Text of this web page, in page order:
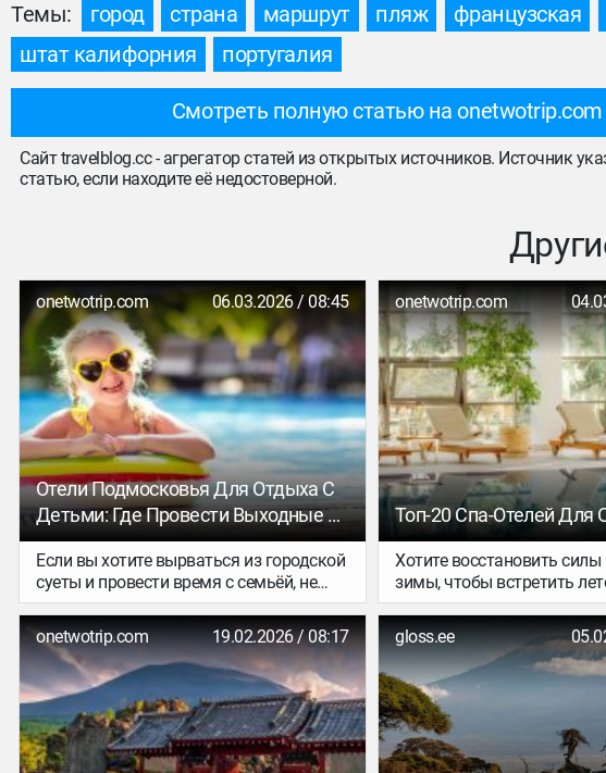
Темы: город страна маршрут пляж французская
штат калифорния
португалия
Смотреть полную статью на onetwotrip.com
Сайт travelblog.cc - агрегатор статей из открытых источников. Источник
статью, если находите её недостоверной.
onetwotrip.com 06.03.2026 / 08:45
Отели Подмосковья Для Отдыха С
Детьми: Где Провести Выходные С
Семьёй
Если вы хотите вырваться из городской
суеты и провести время с семьёй, не
обязательно уезжать далеко. В
Подмосковье есть множество мест, где
всё продумано для комфорта взрослых
и радости малышей. В этой статье мы
собрали отличные отели Московской
области, в которых вам и вашим детям
точно не придётся скучать.
onetwotrip.com
Топ-20 Спа-Отелей Для
Хотите восстановить силы
зимы, чтобы встретить
всеоружии? Тогда
нашей подборки. В неё
пятизвёздочные
камерные бутик‑отели, но
каждом вас ждёт
комплекс с термальными
эксклюзивными
авторскими
onetwotrip.com 19.02.2026 / 08:17 gloss.ee